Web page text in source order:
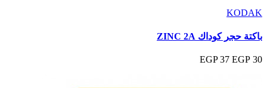
KODAK
باكتة حجر كوداك ZINC 2A
30 EGP
37 EGP